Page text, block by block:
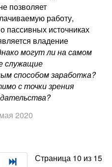
позволяет
работу,
пассивных источниках
владение
могут ли на самом
служащие
способом заработка?
с точки зрения
2020
Страница 10 из 15